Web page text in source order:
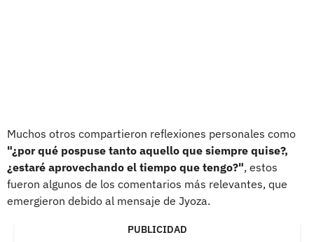
Muchos otros compartieron reflexiones personales como
"¿por qué pospuse tanto aquello que siempre quise?,
¿estaré aprovechando el tiempo que tengo?", estos
fueron algunos de los comentarios más relevantes, que
emergieron debido al mensaje de Jyoza.
PUBLICIDAD